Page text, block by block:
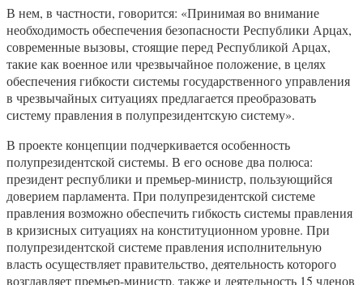
В нем, в частности, говорится: «Принимая во внимание
необходимость обеспечения безопасности Республики Арцах,
современные вызовы, стоящие перед Республикой Арцах,
такие как военное или чрезвычайное положение, в целях
обеспечения гибкости системы государственного управления
в чрезвычайных ситуациях предлагается преобразовать
систему правления в полупрезидентскую систему».
В проекте концепции подчеркивается особенность
полупрезидентской системы. В его основе два полюса:
президент республики и премьер-министр, пользующийся
доверием парламента. При полупрезидентской системе
правления возможно обеспечить гибкость системы правления
в кризисных ситуациях на конституционном уровне. При
полупрезидентской системе правления исполнительную
власть осуществляет правительство, деятельность которого
возглавляет премьер-министр, также и деятельность 15 членов